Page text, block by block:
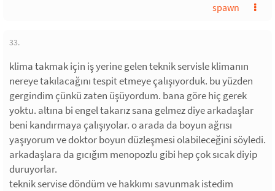
spawn
33.
klima takmak için iş yerine gelen teknik servisle klimanın
nereye takılacağını tespit etmeye çalışıyorduk. bu yüzden
gergindim çünkü zaten üşüyordum. bana göre hiç gerek
yoktu. altına bi engel takarız sana gelmez diye arkadaşlar
beni kandırmaya çalışıyolar. o arada da boyun ağrısı
yaşıyorum ve doktor boyun düzleşmesi olabileceğini söyledi.
arkadaşlara da gıcığım menopozlu gibi hep çok sıcak diyip
duruyorlar.
teknik servise döndüm ve hakkımı savunmak istedim